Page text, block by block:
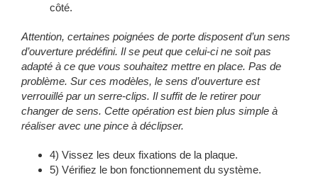
côté.
Attention, certaines poignées de porte disposent d’un sens
d’ouverture prédéfini. Il se peut que celui-ci ne soit pas
adapté à ce que vous souhaitez mettre en place. Pas de
problème. Sur ces modèles, le sens d’ouverture est
verrouillé par un serre-clips. Il suffit de le retirer pour
changer de sens. Cette opération est bien plus simple à
réaliser avec une pince à déclipser.
4) Vissez les deux fixations de la plaque.
5) Vérifiez le bon fonctionnement du système.